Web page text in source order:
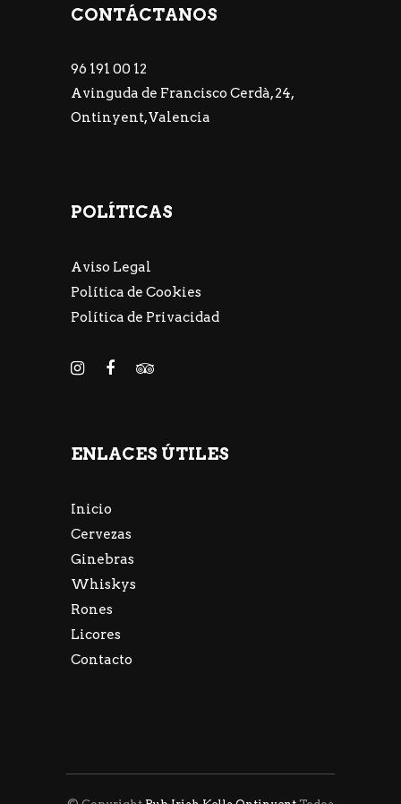
CONTÁCTANOS
96 191 00 12
Avinguda de Francisco Cerdà, 24,
Ontinyent, Valencia
POLÍTICAS
Aviso Legal
Política de Cookies
Política de Privacidad
ENLACES ÚTILES
Inicio
Cervezas
Ginebras
Whiskys
Rones
Licores
Contacto